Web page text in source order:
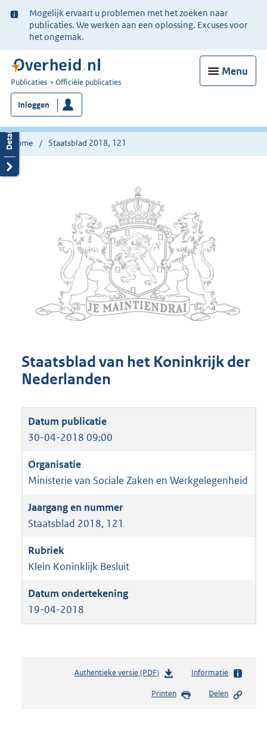
Ter
informatie:
Mogelijk ervaart u problemen met het zoeken naar
publicaties. We werken aan een oplossing. Excuses voor
het ongemak.
Menu
U
bent
nu
hier:
Publicaties Officiële publicaties
Inloggen
Home Staatsblad 2018, 121
Staatsblad van het Koninkrijk der
Nederlanden
30-04-2018 09:00
Ministerie van Sociale Zaken en Werkgelegenheid
Staatsblad 2018, 121
Klein Koninklijk Besluit
19-04-2018
Authentieke versie (PDF)b
s
Informatie
Printen Delen